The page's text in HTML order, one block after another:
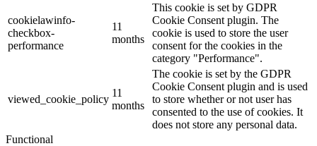
cookielawinfo-
checkbox-
performance
11
months
This cookie is set by GDPR
Cookie Consent plugin. The
cookie is used to store the user
consent for the cookies in the
category "Performance".
viewed_cookie_policy
11
months
The cookie is set by the GDPR
Cookie Consent plugin and is used
to store whether or not user has
consented to the use of cookies. It
does not store any personal data.
Functional